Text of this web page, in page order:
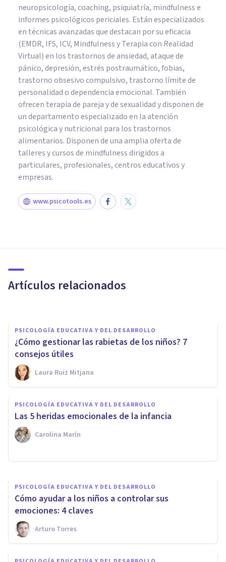
neuropsicología, coaching, psiquiatría, mindfulness e
informes psicológicos periciales. Están especializados
en técnicas avanzadas que destacan por su eficacia
(EMDR, IFS, ICV, Mindfulness y Terapia con Realidad
Virtual) en los trastornos de ansiedad, ataque de
pánico, depresión, estrés postraumático, fobias,
trastorno obsesivo compulsivo, trastorno límite de
personalidad o dependencia emocional. También
ofrecen terapia de pareja y de sexualidad y disponen de
un departamento especializado en la atención
psicológica y nutricional para los trastornos
alimentarios. Disponen de una amplia oferta de
talleres y cursos de mindfulness dirigidos a
particulares, profesionales, centros educativos y
empresas.
www.psicotools.es
Artículos relacionados
tus hijos: 9 consejos útiles
PSICOLOGÍA EDUCATIVA Y DEL DESARROLLO
¿Cómo gestionar las rabietas de los niños? 7
consejos útiles
Laura Ruiz Mitjana
PSICOLOGÍA EDUCATIVA Y DEL DESARROLLO
Las 5 heridas emocionales de la infancia
Carolina Marín
PSICOLOGÍA EDUCATIVA Y DEL DESARROLLO
Rivalidad entre hermanos:
posibles causas y qué hacer
desde la crianza
PSICOLOGÍA EDUCATIVA Y DEL DESARROLLO
Cómo ayudar a los niños a controlar sus
emociones: 4 claves
Arturo Torres